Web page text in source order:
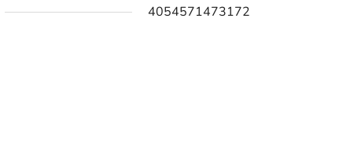
4054571473172